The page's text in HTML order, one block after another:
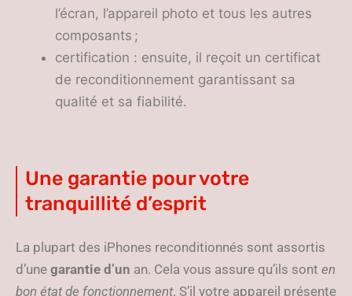
l’écran, l’appareil photo et tous les autres
composants ;
certification : ensuite, il reçoit un certificat
de reconditionnement garantissant sa
qualité et sa fiabilité.
Une garantie pour votre
tranquillité d’esprit
La plupart des iPhones reconditionnés sont assortis
d’une garantie d’un an. Cela vous assure qu’ils sont en
bon état de fonctionnement. S’il votre appareil présente